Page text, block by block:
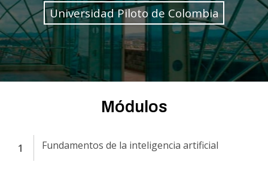
Universidad Piloto de Colombia
Módulos
Fundamentos de la inteligencia artificial